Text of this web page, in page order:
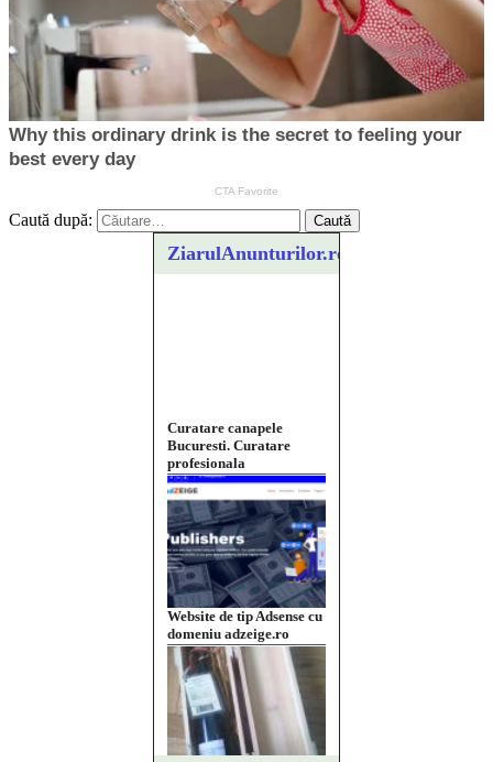
Caută după:
ZiarulAnunturilor.ro
Curatare canapele
Bucuresti. Curatare
profesionala
Website de tip Adsense cu
domeniu adzeige.ro